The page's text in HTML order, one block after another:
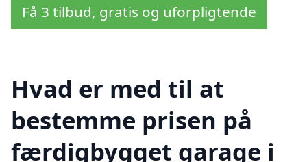
Få 3 tilbud, gratis og uforpligtende
Hvad er med til at
bestemme prisen på
færdigbygget garage i